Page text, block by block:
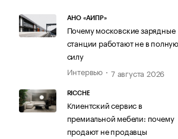
АНО «АИПР»
Почему московские зарядные
станции работают не в полную
силу
Интервью
7 августа 2026
RICCHE
Клиентский сервис в
премиальной мебели: почему
продают не продавцы